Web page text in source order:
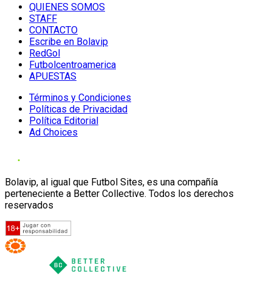
QUIENES SOMOS
STAFF
CONTACTO
Escribe en Bolavip
RedGol
Futbolcentroamerica
APUESTAS
Términos y Condiciones
Políticas de Privacidad
Política Editorial
Ad Choices
Bolavip, al igual que Futbol Sites, es una compañía
perteneciente a Better Collective. Todos los derechos
reservados